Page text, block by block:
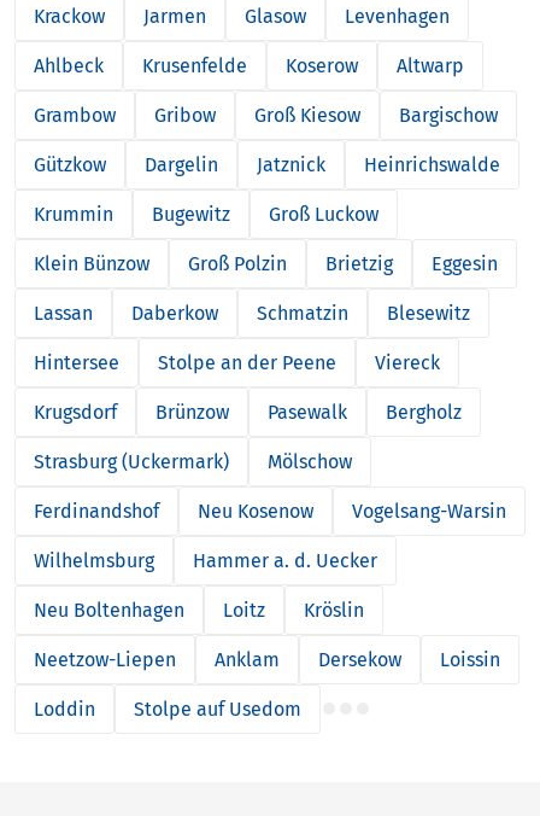
Krackow Jarmen Glasow Levenhagen
Ahlbeck Krusenfelde Koserow Altwarp
Grambow Gribow Groß Kiesow Bargischow
Gützkow Dargelin Jatznick Heinrichswalde
Krummin Bugewitz Groß Luckow
Klein Bünzow Groß Polzin Brietzig Eggesin
Lassan Daberkow Schmatzin Blesewitz
Hintersee Stolpe an der Peene Viereck
Krugsdorf Brünzow Pasewalk Bergholz
Strasburg (Uckermark) Mölschow
Ferdinandshof Neu Kosenow Vogelsang-Warsin
Wilhelmsburg Hammer a. d. Uecker
Neu Boltenhagen Loitz Kröslin
Neetzow-Liepen Anklam Dersekow Loissin
Loddin Stolpe auf Usedom